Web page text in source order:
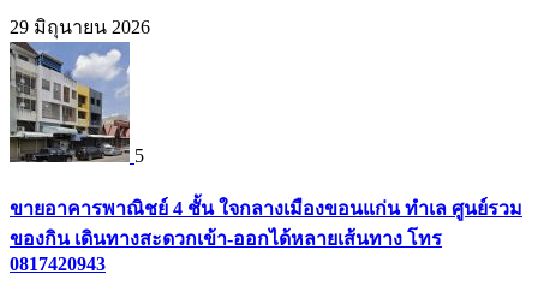
29 มิถุนายน 2026
5
ขายอาคารพาณิชย์ 4 ชั้น ใจกลางเมืองขอนแก่น ทำเล ศูนย์รวม
ของกิน เดินทางสะดวกเข้า-ออกได้หลายเส้นทาง โทร
0817420943